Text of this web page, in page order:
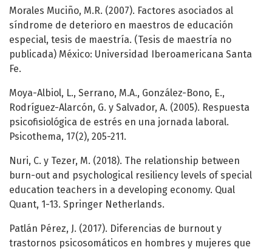
Morales Muciño, M.R. (2007). Factores asociados al
síndrome de deterioro en maestros de educación
especial, tesis de maestría. (Tesis de maestría no
publicada) México: Universidad Iberoamericana Santa
Fe.
Moya-Albiol, L., Serrano, M.A., González-Bono, E.,
Rodríguez-Alarcón, G. y Salvador, A. (2005). Respuesta
psicofisiológica de estrés en una jornada laboral.
Psicothema, 17(2), 205-211.
Nuri, C. y Tezer, M. (2018). The relationship between
burn-out and psychological resiliency levels of special
education teachers in a developing economy. Qual
Quant, 1-13. Springer Netherlands.
Patlán Pérez, J. (2017). Diferencias de burnout y
trastornos psicosomáticos en hombres y mujeres que